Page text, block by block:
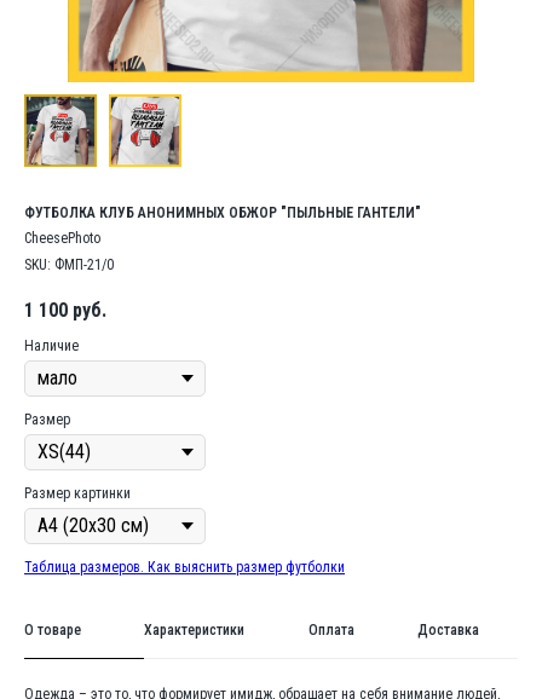
ФУТБОЛКА КЛУБ АНОНИМНЫХ ОБЖОР "ПЫЛЬНЫЕ ГАНТЕЛИ"
CheesePhoto
SKU: ФМП-21/0
1 100 руб.
Наличие
Размер
Размер картинки
Таблица размеров. Как выяснить размер футболки
О товаре Характеристики Оплата Доставка
Одежда – это то, что формирует имидж, обращает на себя внимание людей,